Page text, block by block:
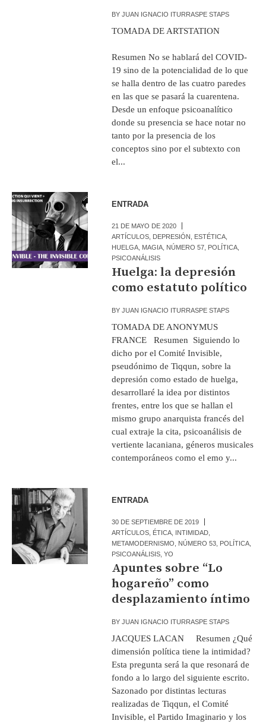
BYJUAN IGNACIO ITURRASPE STAPS
TOMADA DE ARTSTATION
Resumen No se hablará del COVID-
19 sino de la potencialidad de lo que
se halla dentro de las cuatro paredes
en las que se pasará la cuarentena.
Desde un enfoque psicoanalítico
donde su presencia se hace notar no
tanto por la presencia de los
conceptos sino por el subtexto con
el...
ENTRADA
21 DE MAYO DE 2020
ARTÍCULOS DEPRESIÓN ESTÉTICA
HUELGA MAGIA NÚMERO 57 POLÍTICA
PSICOANÁLISIS
Huelga: la depresión
como estatuto político
BYJUAN IGNACIO ITURRASPE STAPS
TOMADA DE ANONYMUS
FRANCE Resumen Siguiendo lo
dicho por el Comité Invisible,
pseudónimo de Tiqqun, sobre la
depresión como estado de huelga,
desarrollaré la idea por distintos
frentes, entre los que se hallan el
mismo grupo anarquista francés del
cual extraje la cita, psicoanálisis de
vertiente lacaniana, géneros musicales
contemporáneos como el emo y...
ENTRADA
30 DE SEPTIEMBRE DE 2019
ARTÍCULOS ÉTICA INTIMIDAD
METAMODERNISMO
NÚMERO 53 POLÍTICA
PSICOANÁLISIS ,YO
Apuntes sobre “Lo
hogareño” como
desplazamiento íntimo
BYJUAN IGNACIO ITURRASPE STAPS
JACQUES LACAN Resumen ¿Qué
dimensión política tiene la intimidad?
Esta pregunta será la que resonará de
fondo a lo largo del siguiente escrito.
Sazonado por distintas lecturas
realizadas de Tiqqun, el Comité
Invisible, el Partido Imaginario y los